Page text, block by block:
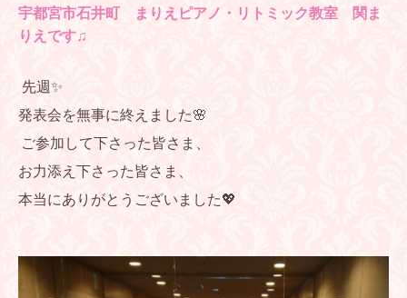
宇都宮市石井町 まりえピアノ・リトミック教室 関ま
りえです♫
先週✨
発表会を無事に終えました🌸
ご参加して下さった皆さま、
お力添え下さった皆さま、
本当にありがとうございました💖